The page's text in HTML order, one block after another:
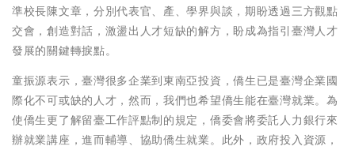
準校長陳文章，分別代表官、產、學界與談，期盼透過三方觀點
交會，創造對話，激盪出人才短缺的解方，盼成為指引臺灣人才
發展的關鍵轉捩點。
童振源表示，臺灣很多企業到東南亞投資，僑生已是臺灣企業國
際化不可或缺的人才，然而，我們也希望僑生能在臺灣就業。為
使僑生更了解留臺工作評點制的規定，僑委會將委託人力銀行來
辦就業講座，進而輔導、協助僑生就業。此外，政府投入資源，